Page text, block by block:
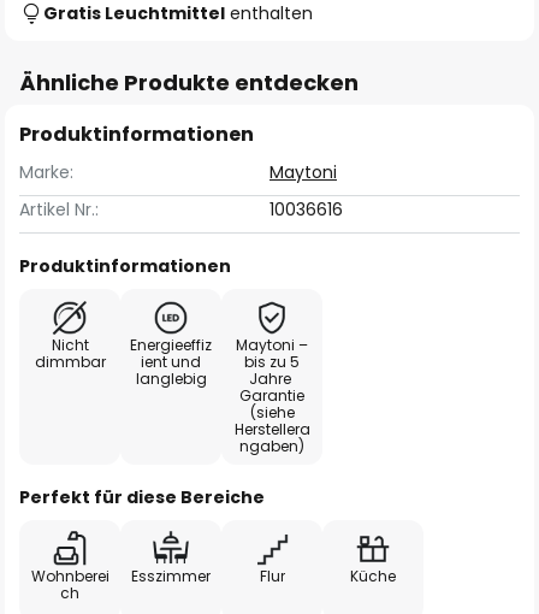
Gratis Leuchtmittel enthalten
Ähnliche Produkte entdecken
Produktinformationen
Marke:
Maytoni
Artikel Nr.:
10036616
Produktinformationen
Nicht
dimmbar
Energieeffiz
ient und
langlebig
Maytoni –
bis zu 5
Jahre
Garantie
(siehe
Herstellera
ngaben)
Perfekt für diese Bereiche
Wohnberei
ch
Esszimmer Flur Küche